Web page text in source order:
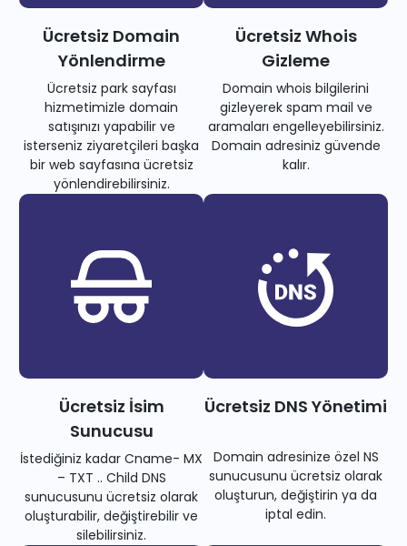
Ücretsiz Domain
Yönlendirme
Ücretsiz park sayfası
hizmetimizle domain
satışınızı yapabilir ve
isterseniz ziyaretçileri başka
bir web sayfasına ücretsiz
yönlendirebilirsiniz.
Ücretsiz Whois
Gizleme
Domain whois bilgilerini
gizleyerek spam mail ve
aramaları engelleyebilirsiniz.
Domain adresiniz güvende
kalır.
Ücretsiz İsim
Sunucusu
İstediğiniz kadar Cname- MX
– TXT .. Child DNS
sunucusunu ücretsiz olarak
oluşturabilir, değiştirebilir ve
silebilirsiniz.
Ücretsiz DNS Yönetimi
Domain adresinize özel NS
sunucusunu ücretsiz olarak
oluşturun, değiştirin ya da
iptal edin.